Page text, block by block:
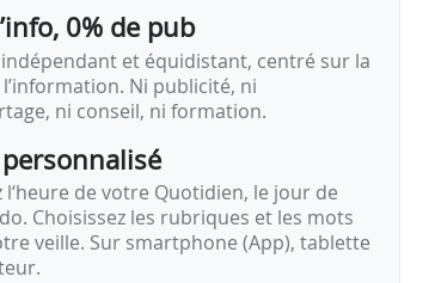
0% de pub
et équidistant, centré sur la
Ni publicité, ni
ni conseil, ni formation.
l‘heure de votre Quotidien, le jour de
Choisissez les rubriques et les mots
veille. Sur smartphone (App), tablette